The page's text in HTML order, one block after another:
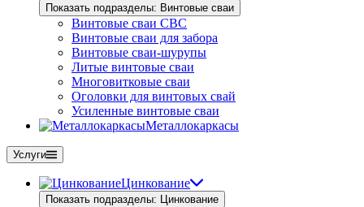
Показать подразделы: Винтовые сваи
Винтовые сваи СВС
Винтовые сваи для забора
Винтовые сваи-шурупы
Литые винтовые сваи
Многовитковые сваи
Оголовки для винтовых свай
Усиленные винтовые сваи
Металлокаркасы
Услуги
Цинкование
Показать подразделы: Цинкование